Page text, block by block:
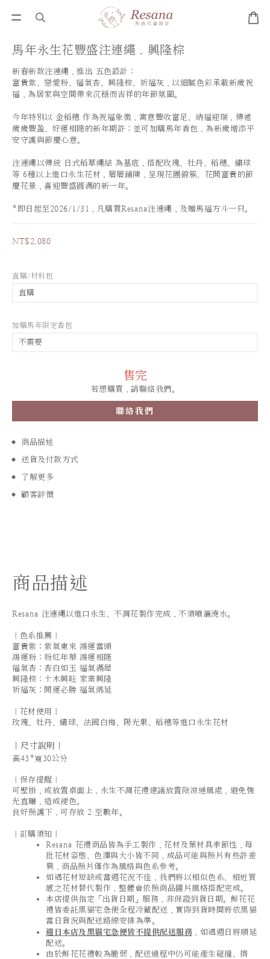
馬年永生花豐盛注連繩．興隆棕
新春新款注連繩，推出 五色設計：
富貴紫、戀愛粉、福氣杏、興隆棕、祈福灰，以細膩色彩承載新歲祝
福，為居家與空間帶來沉穩而吉祥的年節氛圍。
今年特別以 金稻穗 作為祝福象徵，寓意豐收富足、納福迎瑞，傳遞
歲歲豐盈、好運相隨的新年期許；並可加購馬年香包，為新歲增添平
安守護與節慶心意。
注連繩以傳統 日式稻草繩結 為基底，搭配玫瑰、牡丹、稻穗、繡球
等 6種以上進口永生花材，層層鋪陳，呈現花團錦簇、花開富貴的節
慶花景，喜迎豐盛圓滿的新一年。
*即日起至2026/1/31，凡購買Resana注連繩，及贈馬福方斗一只。
NT$2,080
直購/材料包
加購馬年限定香包
售完
若想購買，請聯絡我們。
聯絡我們
商品描述
送貨及付款方式
了解更多
顧客評價
商品描述
Resana 注連繩以進口永生、不凋花製作完成，不須噴灑澆水。
｜色系推薦｜
富貴紫：紫氣東來 鴻運當頭
鴻運粉：粉紅年華 鴻運相隨
福氣杏：杏白如玉 福氣滿屋
興隆棕：土木興旺 家業興隆
祈福灰：開運必勝 福氣綿延
｜花材使用｜
玫瑰、牡丹、繡球、法國白梅、陽光果、稻穗等進口永生花材
｜尺寸說明｜
高43*寬30公分
｜保存提醒｜
可壁掛，或放置桌面上，永生不凋花禮建議放置陰涼通風處，避免強
光直曬，造成褪色。
良好照護下，可存放 2 至數年。
｜訂購須知｜
Resana 花禮商品皆為手工製作，花材及葉材具季節性，每
批花材姿態、色澤與大小皆不同，成品可能與照片有些許差
異，商品照片僅作為風格與色系參考。
如遇花材短缺或當週花況不佳，我們將以相似色系、相近質
感之花材替代製作，整體會依照商品圖片風格搭配完成。
本店提供指定「出貨日期」服務，非保證到貨日期。鮮花花
禮皆委託黑貓宅急便全程冷藏配送，實際到貨時間將依黑貓
當日貨況與配送路線安排為準。
週日本店及黑貓宅急便皆不提供配送服務 ，如遇週日將順延
配送。
由於鮮花花禮較為脆弱，配送過程中仍可能產生碰撞、擠